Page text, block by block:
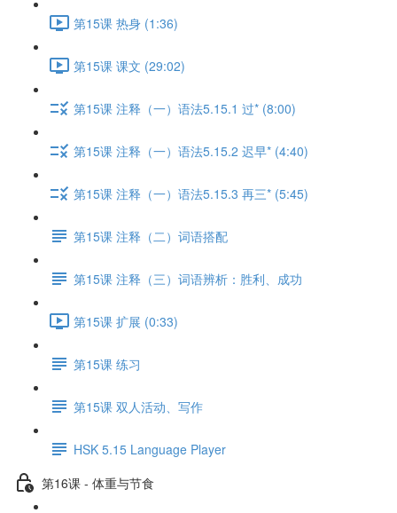
第15课 热身 (1:36)
第15课 课文 (29:02)
第15课 注释（一）语法5.15.1 过* (8:00)
第15课 注释（一）语法5.15.2 迟早* (4:40)
第15课 注释（一）语法5.15.3 再三* (5:45)
第15课 注释（二）词语搭配
第15课 注释（三）词语辨析：胜利、成功
第15课 扩展 (0:33)
第15课 练习
第15课 双人活动、写作
HSK 5.15 Language Player
第16课 - 体重与节食